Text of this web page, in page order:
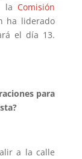
laComisión
ha liderado
el día 13.
para
a la calle